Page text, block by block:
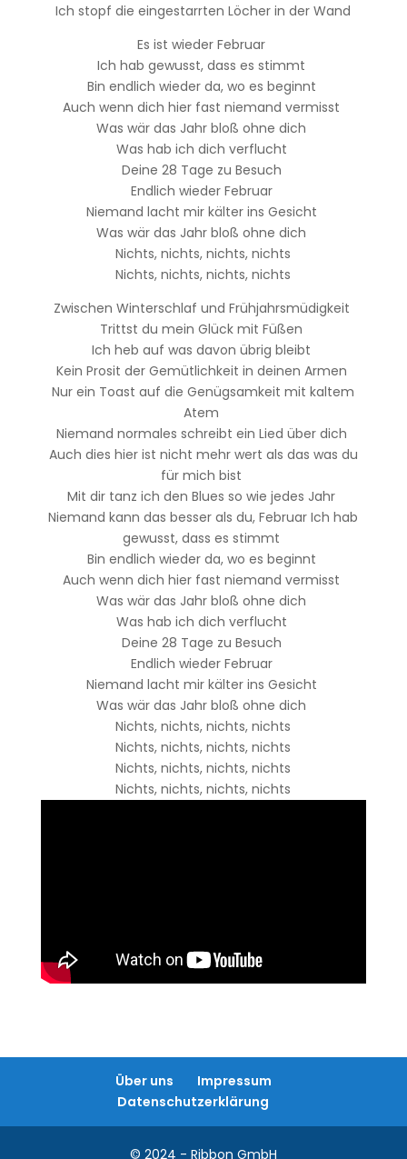
Ich stopf die eingestarrten Löcher in der Wand
Es ist wieder Februar
Ich hab gewusst, dass es stimmt
Bin endlich wieder da, wo es beginnt
Auch wenn dich hier fast niemand vermisst
Was wär das Jahr bloß ohne dich
Was hab ich dich verflucht
Deine 28 Tage zu Besuch
Endlich wieder Februar
Niemand lacht mir kälter ins Gesicht
Was wär das Jahr bloß ohne dich
Nichts, nichts, nichts, nichts
Nichts, nichts, nichts, nichts
Zwischen Winterschlaf und Frühjahrsmüdigkeit
Trittst du mein Glück mit Füßen
Ich heb auf was davon übrig bleibt
Kein Prosit der Gemütlichkeit in deinen Armen
Nur ein Toast auf die Genügsamkeit mit kaltem
Atem
Niemand normales schreibt ein Lied über dich
Auch dies hier ist nicht mehr wert als das was du
für mich bist
Mit dir tanz ich den Blues so wie jedes Jahr
Niemand kann das besser als du, Februar Ich hab
gewusst, dass es stimmt
Bin endlich wieder da, wo es beginnt
Auch wenn dich hier fast niemand vermisst
Was wär das Jahr bloß ohne dich
Was hab ich dich verflucht
Deine 28 Tage zu Besuch
Endlich wieder Februar
Niemand lacht mir kälter ins Gesicht
Was wär das Jahr bloß ohne dich
Nichts, nichts, nichts, nichts
Nichts, nichts, nichts, nichts
Nichts, nichts, nichts, nichts
Nichts, nichts, nichts, nichts
Über uns
Impressum
Datenschutzerklärung
© 2024 - Ribbon GmbH